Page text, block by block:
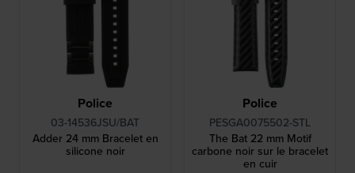
Police
03-14536JSU/BAT
Adder 24 mm Bracelet en
silicone noir
Police
PESGA0075502-STL
The Bat 22 mm Motif
carbone noir sur le bracelet
en cuir